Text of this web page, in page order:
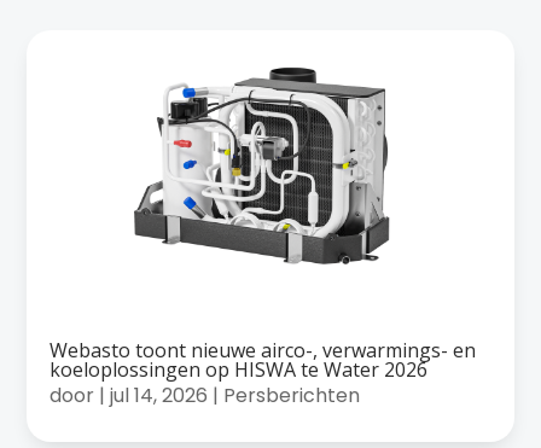
Webasto toont nieuwe airco-, verwarmings- en
koeloplossingen op HISWA te Water 2026
door |jul 14, 2026 | Persberichten